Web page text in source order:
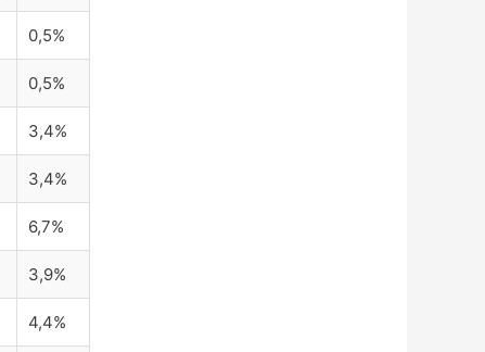
0,5%
0,5%
3,4%
3,4%
6,7%
3,9%
4,4%